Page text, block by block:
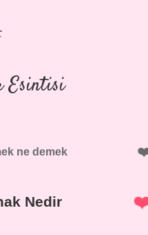
Esintisi
ne demek
Nedir